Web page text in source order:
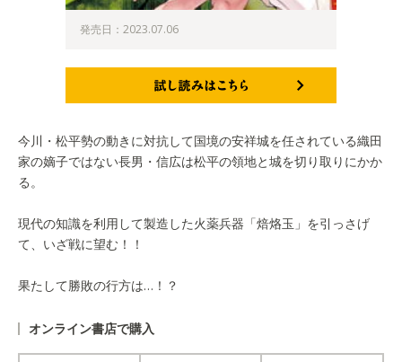
発売日：2023.07.06
今川・松平勢の動きに対抗して国境の安祥城を任されている織田
家の嫡子ではない長男・信広は松平の領地と城を切り取りにかか
る。
現代の知識を利用して製造した火薬兵器「焙烙玉」を引っさげ
て、いざ戦に望む！！
果たして勝敗の行方は…！？
オンライン書店で購入